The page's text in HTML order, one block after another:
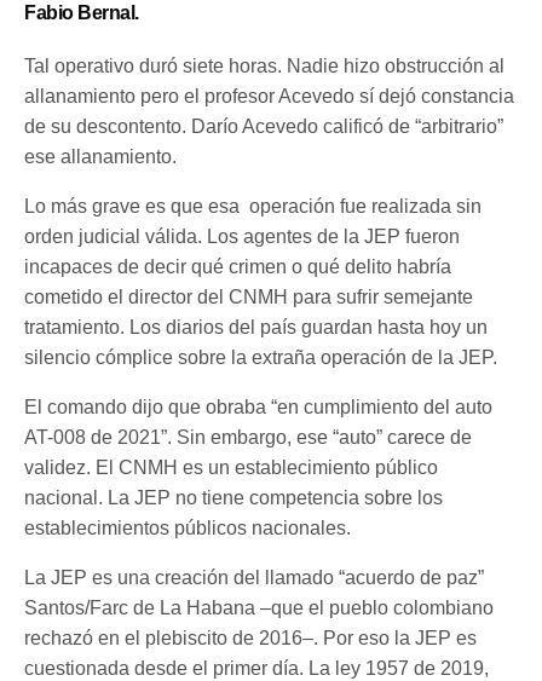
Fabio Bernal.
Tal operativo duró siete horas. Nadie hizo obstrucción al
allanamiento pero el profesor Acevedo sí dejó constancia
de su descontento. Darío Acevedo calificó de “arbitrario”
ese allanamiento.
Lo más grave es que esa operación fue realizada sin
orden judicial válida. Los agentes de la JEP fueron
incapaces de decir qué crimen o qué delito habría
cometido el director del CNMH para sufrir semejante
tratamiento. Los diarios del país guardan hasta hoy un
silencio cómplice sobre la extraña operación de la JEP.
El comando dijo que obraba “en cumplimiento del auto
AT-008 de 2021”. Sin embargo, ese “auto” carece de
validez. El CNMH es un establecimiento público
nacional. La JEP no tiene competencia sobre los
establecimientos públicos nacionales.
La JEP es una creación del llamado “acuerdo de paz”
Santos/Farc de La Habana –que el pueblo colombiano
rechazó en el plebiscito de 2016–. Por eso la JEP es
cuestionada desde el primer día. La ley 1957 de 2019,